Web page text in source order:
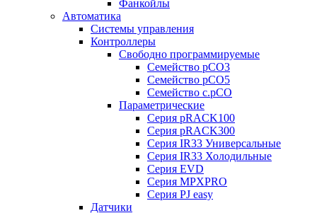
Фанкойлы
Автоматика
Системы управления
Контроллеры
Свободно программируемые
Семейство pCO3
Семейство pCO5
Семейство c.pCO
Параметрические
Серия pRACK100
Серия pRACK300
Серия IR33 Универсальные
Серия IR33 Холодильные
Серия EVD
Серия MPXPRO
Серия PJ easy
Датчики